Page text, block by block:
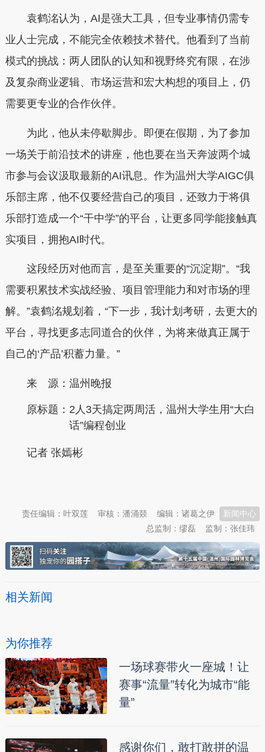
袁鹤洺认为，AI是强大工具，但专业事情仍需专
业人士完成，不能完全依赖技术替代。他看到了当前
模式的挑战：两人团队的认知和视野终究有限，在涉
及复杂商业逻辑、市场运营和宏大构想的项目上，仍
需要更专业的合作伙伴。
为此，他从未停歇脚步。即便在假期，为了参加
一场关于前沿技术的讲座，他也要在当天奔波两个城
市参与会议汲取最新的AI讯息。作为温州大学AIGC俱
乐部主席，他不仅要经营自己的项目，还致力于将俱
乐部打造成一个“干中学”的平台，让更多同学能接触真
实项目，拥抱AI时代。
这段经历对他而言，是至关重要的“沉淀期”。“我
需要积累技术实战经验、项目管理能力和对市场的理
解。”袁鹤洺规划着，“下一步，我计划考研，去更大的
平台，寻找更多志同道合的伙伴，为将来做真正属于
自己的‘产品’积蓄力量。”
来 源：温州晚报
原标题： 2人3天搞定两周活，温州大学生用“大白
话”编程创业
记者 张嫣彬
新闻中心
编辑：诸葛之伊
审核：潘涌燚
责任编辑：叶双莲
监制：张佳玮
总监制：缪磊
相关新闻
为你推荐
一场球赛带火一座城！让
赛事“流量”转化为城市“能
量”
感谢你们，敢打敢拼的温